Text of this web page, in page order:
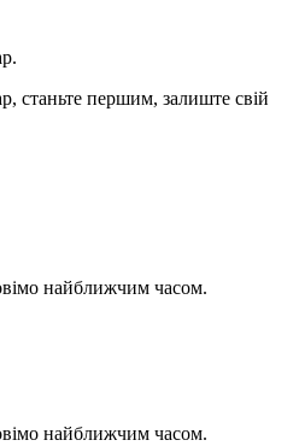
станьте першим, залиште свій
найближчим часом.
найближчим часом.